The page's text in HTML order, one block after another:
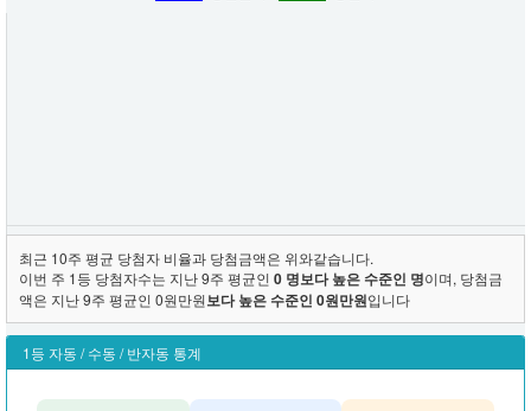
최근 10주 평균 당첨자 비율과 당첨금액은 위와같습니다.
이번 주 1등 당첨자수는 지난 9주 평균인 0 명보다 높은 수준인 명이며, 당첨금
액은 지난 9주 평균인 0원만원보다 높은 수준인 0원만원입니다
1등 자동 / 수동 / 반자동 통계